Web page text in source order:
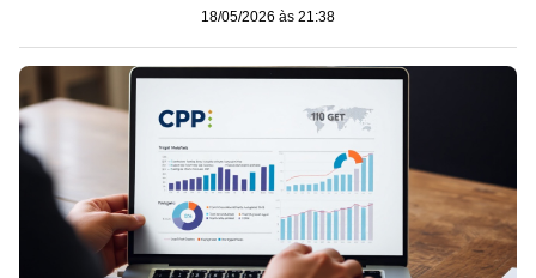
18/05/2026 às 21:38